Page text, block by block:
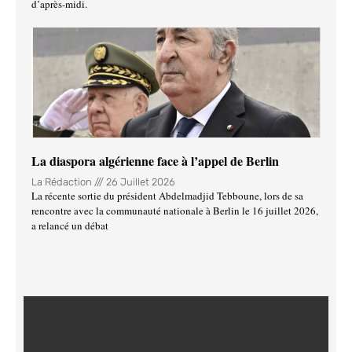
d’après-midi.
La diaspora algérienne face à l’appel de Berlin
La Rédaction 26 Juillet 2026
La récente sortie du président Abdelmadjid Tebboune, lors de sa
rencontre avec la communauté nationale à Berlin le 16 juillet 2026,
a relancé un débat